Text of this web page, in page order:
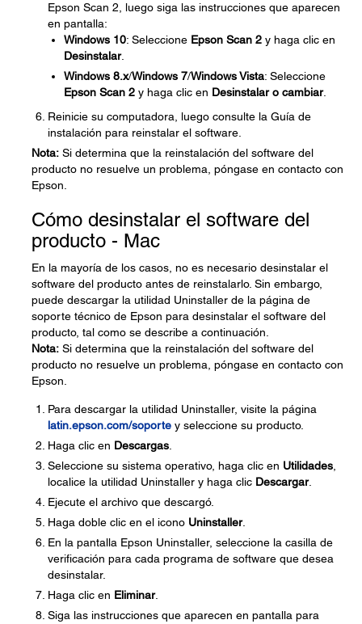
Epson Scan 2, luego siga las instrucciones que aparecen
en pantalla:
Windows 10: Seleccione Epson Scan 2 y haga clic en
Desinstalar.
Windows 8.x/Windows 7/Windows Vista: Seleccione
Epson Scan 2 y haga clic en Desinstalar o cambiar.
Reinicie su computadora, luego consulte la Guía de
instalación para reinstalar el software.
Nota: Si determina que la reinstalación del software del
producto no resuelve un problema, póngase en contacto con
Epson.
Cómo desinstalar el software del
producto - Mac
En la mayoría de los casos, no es necesario desinstalar el
software del producto antes de reinstalarlo. Sin embargo,
puede descargar la utilidad Uninstaller de la página de
soporte técnico de Epson para desinstalar el software del
producto, tal como se describe a continuación.
Nota: Si determina que la reinstalación del software del
producto no resuelve un problema, póngase en contacto con
Epson.
Para descargar la utilidad Uninstaller, visite la página
latin.epson.com/soporte y seleccione su producto.
Haga clic en Descargas
Seleccione su sistema operativo, haga clic en Utilidades
localice la utilidad Uninstaller y haga clic Descargar.
Ejecute el archivo que descargó.
Haga doble clic en el icono Uninstaller.
En la pantalla Epson Uninstaller, seleccione la casilla de
verificación para cada programa de software que desea
desinstalar.
Haga clic en Eliminar.
Siga las instrucciones que aparecen en pantalla para